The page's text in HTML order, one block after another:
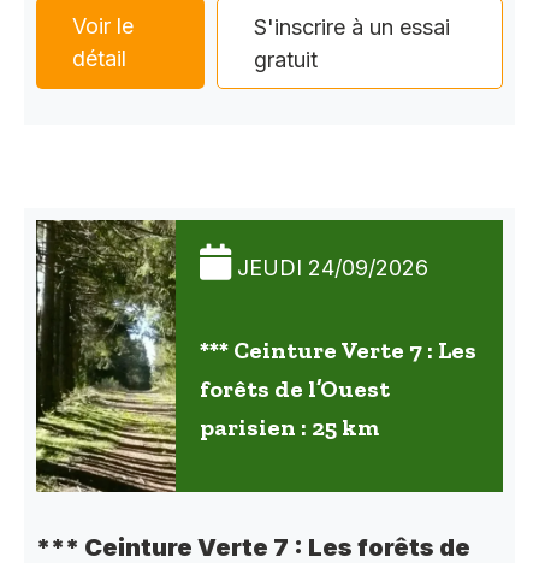
Voir le
détail
S'inscrire à un essai
gratuit
JEUDI 24/09/2026
*** Ceinture Verte 7 : Les
forêts de l’Ouest
parisien : 25 km
*** Ceinture Verte 7 : Les forêts de